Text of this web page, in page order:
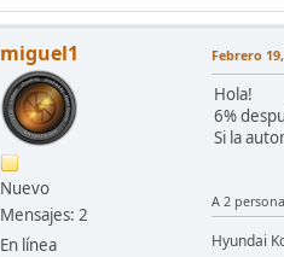
miguel1
Nuevo
Mensajes: 2
En línea
Febrero
Hola!
6%
Si la
A 2
Hyundai